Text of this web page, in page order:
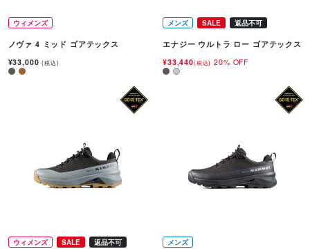
ウィメンズ
ノヴァ 4 ミッド ゴアテックス
¥33,000(税込)
メンズ SALE 返品不可
エナジー ウルトラ ロー ゴアテックス
¥33,440(税込) 20% OFF
ウィメンズ SALE 返品不可 メンズ